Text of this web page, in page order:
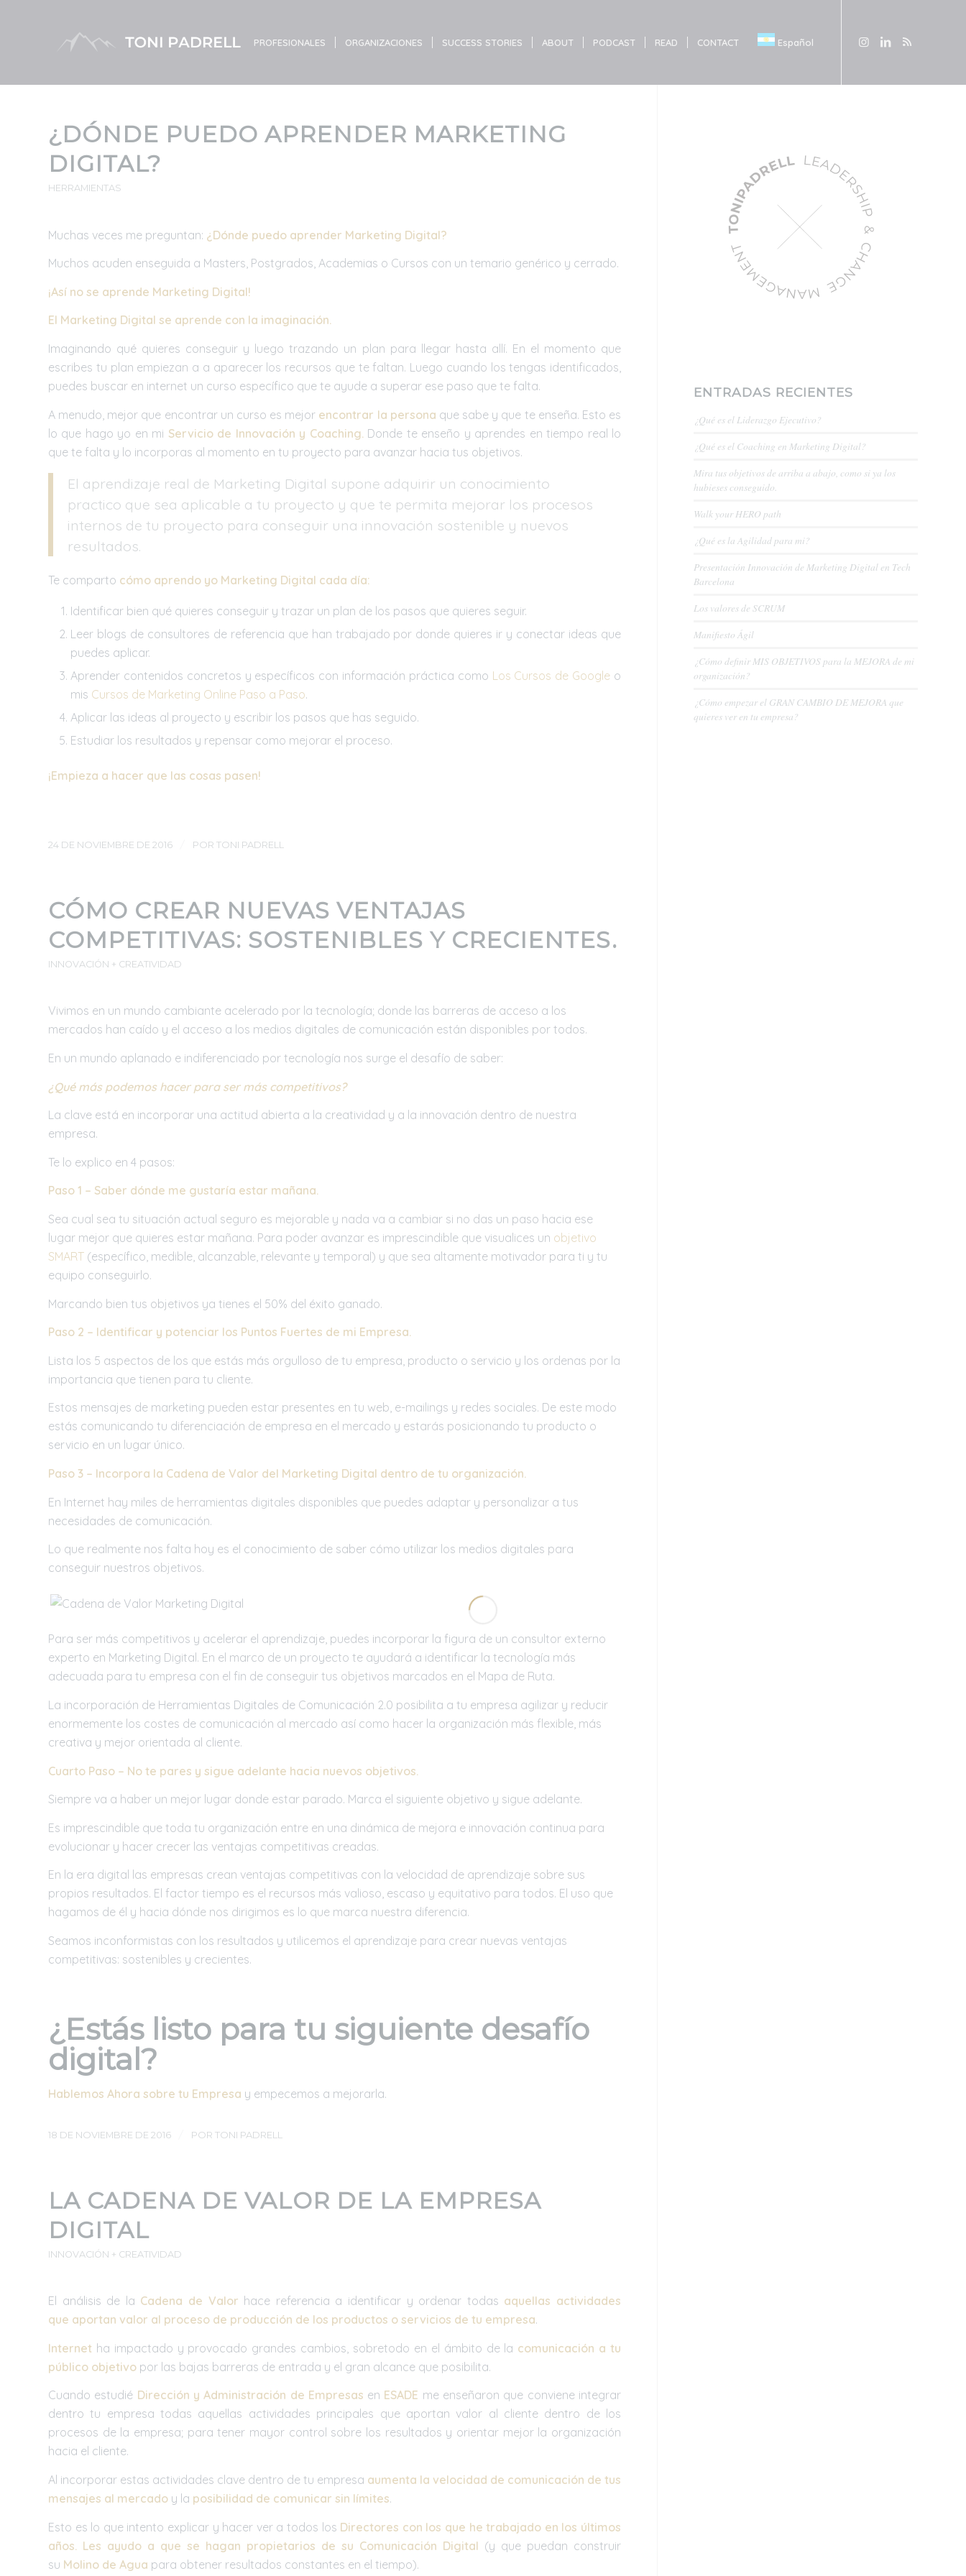
PROFESIONALES ORGANIZACIONES SUCCESS STORIES ABOUT PODCAST READ CONTACT Español
¿DÓNDE PUEDO APRENDER MARKETING
DIGITAL?
HERRAMIENTAS
Muchas veces me preguntan: ¿Dónde puedo aprender Marketing Digital?
Muchos acuden enseguida a Masters, Postgrados, Academias o Cursos con un temario genérico y cerrado.
¡Así no se aprende Marketing Digital!
El Marketing Digital se aprende con la imaginación.
Imaginando qué quieres conseguir y luego trazando un plan para llegar hasta allí. En el momento que
escribes tu plan empiezan a a aparecer los recursos que te faltan. Luego cuando los tengas identificados,
puedes buscar en internet un curso específico que te ayude a superar ese paso que te falta.
A menudo, mejor que encontrar un curso es mejor encontrar la persona que sabe y que te enseña. Esto es
lo que hago yo en mi Servicio de Innovación y Coaching. Donde te enseño y aprendes en tiempo real lo
que te falta y lo incorporas al momento en tu proyecto para avanzar hacia tus objetivos.
El aprendizaje real de Marketing Digital supone adquirir un conocimiento
practico que sea aplicable a tu proyecto y que te permita mejorar los procesos
internos de tu proyecto para conseguir una innovación sostenible y nuevos
resultados.
Te comparto cómo aprendo yo Marketing Digital cada día:
Identificar bien qué quieres conseguir y trazar un plan de los pasos que quieres seguir.
Leer blogs de consultores de referencia que han trabajado por donde quieres ir y conectar ideas que
puedes aplicar.
Aprender contenidos concretos y específicos con información práctica como Los Cursos de Google o
mis Cursos de Marketing Online Paso a Paso.
Aplicar las ideas al proyecto y escribir los pasos que has seguido.
Estudiar los resultados y repensar como mejorar el proceso.
¡Empieza a hacer que las cosas pasen!
24 DE NOVIEMBRE DE 2016 POR TONI PADRELL
CÓMO CREAR NUEVAS VENTAJAS
COMPETITIVAS: SOSTENIBLES Y CRECIENTES.
INNOVACIÓN + CREATIVIDAD
Vivimos en un mundo cambiante acelerado por la tecnología; donde las barreras de acceso a los
mercados han caído y el acceso a los medios digitales de comunicación están disponibles por todos.
En un mundo aplanado e indiferenciado por tecnología nos surge el desafío de saber:
¿Qué más podemos hacer para ser más competitivos?
La clave está en incorporar una actitud abierta a la creatividad y a la innovación dentro de nuestra
empresa.
Te lo explico en 4 pasos:
Paso 1 – Saber dónde me gustaría estar mañana.
Sea cual sea tu situación actual seguro es mejorable y nada va a cambiar si no das un paso hacia ese
lugar mejor que quieres estar mañana. Para poder avanzar es imprescindible que visualices un objetivo
SMART (específico, medible, alcanzable, relevante y temporal) y que sea altamente motivador para ti y tu
equipo conseguirlo.
Marcando bien tus objetivos ya tienes el 50% del éxito ganado.
Paso 2 – Identificar y potenciar los Puntos Fuertes de mi Empresa.
Lista los 5 aspectos de los que estás más orgulloso de tu empresa, producto o servicio y los ordenas por la
importancia que tienen para tu cliente.
Estos mensajes de marketing pueden estar presentes en tu web, e-mailings y redes sociales. De este modo
estás comunicando tu diferenciación de empresa en el mercado y estarás posicionando tu producto o
servicio en un lugar único.
Paso 3 – Incorpora la Cadena de Valor del Marketing Digital dentro de tu organización.
En Internet hay miles de herramientas digitales disponibles que puedes adaptar y personalizar a tus
necesidades de comunicación.
Lo que realmente nos falta hoy es el conocimiento de saber cómo utilizar los medios digitales para
conseguir nuestros objetivos.
Para ser más competitivos y acelerar el aprendizaje, puedes incorporar la figura de un consultor externo
experto en Marketing Digital. En el marco de un proyecto te ayudará a identificar la tecnología más
adecuada para tu empresa con el fin de conseguir tus objetivos marcados en el Mapa de Ruta.
La incorporación de Herramientas Digitales de Comunicación 2.0 posibilita a tu empresa agilizar y reducir
enormemente los costes de comunicación al mercado así como hacer la organización más flexible, más
creativa y mejor orientada al cliente.
Cuarto Paso – No te pares y sigue adelante hacia nuevos objetivos.
Siempre va a haber un mejor lugar donde estar parado. Marca el siguiente objetivo y sigue adelante.
Es imprescindible que toda tu organización entre en una dinámica de mejora e innovación continua para
evolucionar y hacer crecer las ventajas competitivas creadas.
En la era digital las empresas crean ventajas competitivas con la velocidad de aprendizaje sobre sus
propios resultados. El factor tiempo es el recursos más valioso, escaso y equitativo para todos. El uso que
hagamos de él y hacia dónde nos dirigimos es lo que marca nuestra diferencia.
Seamos inconformistas con los resultados y utilicemos el aprendizaje para crear nuevas ventajas
competitivas: sostenibles y crecientes.
¿Estás listo para tu siguiente desafío
digital?
Hablemos Ahora sobre tu Empresa y empecemos a mejorarla.
18 DE NOVIEMBRE DE 2016 POR TONI PADRELL
LA CADENA DE VALOR DE LA EMPRESA
DIGITAL
INNOVACIÓN + CREATIVIDAD
El análisis de la Cadena de Valor hace referencia a identificar y ordenar todas aquellas actividades
que aportan valor al proceso de producción de los productos o servicios de tu empresa.
Internet ha impactado y provocado grandes cambios, sobretodo en el ámbito de la comunicación a tu
público objetivo por las bajas barreras de entrada y el gran alcance que posibilita.
Cuando estudié Dirección y Administración de Empresas en ESADE me enseñaron que conviene integrar
dentro tu empresa todas aquellas actividades principales que aportan valor al cliente dentro de los
procesos de la empresa; para tener mayor control sobre los resultados y orientar mejor la organización
hacia el cliente.
Al incorporar estas actividades clave dentro de tu empresa aumenta la velocidad de comunicación de tus
mensajes al mercado y la posibilidad de comunicar sin límites.
Esto es lo que intento explicar y hacer ver a todos los Directores con los que he trabajado en los últimos
años. Les ayudo a que se hagan propietarios de su Comunicación Digital (y que puedan construir
su Molino de Agua para obtener resultados constantes en el tiempo).
ENTRADAS RECIENTES
¿Qué es el Liderazgo Ejecutivo?
¿Qué es el Coaching en Marketing Digital?
Mira tus objetivos de arriba a abajo, como si ya los
hubieses conseguido.
Walk your HERO path
¿Qué es la Agilidad para mi?
Presentación Innovación de Marketing Digital en Tech
Barcelona
Los valores de SCRUM
Manifiesto Ágil
¿Cómo definir MIS OBJETIVOS para la MEJORA de mi
organización?
¿Cómo empezar el GRAN CAMBIO DE MEJORA que
quieres ver en tu empresa?